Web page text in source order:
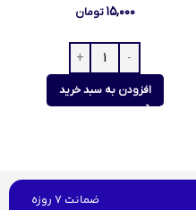
۱۵,۰۰۰ تومان
افزودن به سبد خرید
ضمانت 7 روزه